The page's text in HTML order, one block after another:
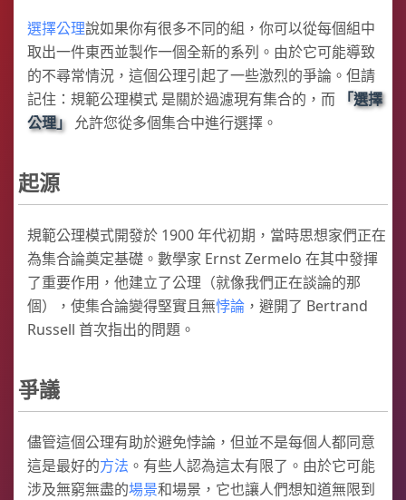
選擇公理說如果你有很多不同的組，你可以從每個組中
取出一件東西並製作一個全新的系列。由於它可能導致
的不尋常情況，這個公理引起了一些激烈的爭論。但請
記住：規範公理模式 是關於過濾現有集合的，而
選擇
公理
允許您從多個集合中進行選擇。
起源
規範公理模式開發於 1900 年代初期，當時思想家們正在
為集合論奠定基礎。數學家 Ernst Zermelo 在其中發揮
了重要作用，他建立了公理（就像我們正在談論的那
個），使集合論變得堅實且無悖論 ，避開了 Bertrand
Russell 首次指出的問題。
爭議
儘管這個公理有助於避免悖論，但並不是每個人都同意
這是最好的方法 。有些人認為這太有限了。由於它可能
涉及無窮無盡的場景和場景，它也讓人們想知道無限到